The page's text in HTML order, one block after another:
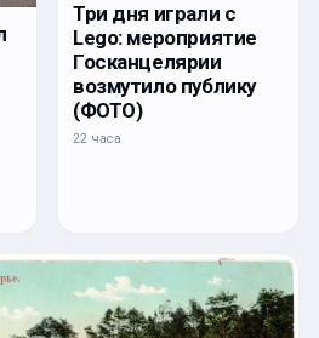
Три дня играли с
Lego: мероприятие
Госканцелярии
возмутило публику
(ФОТО)
22 часа